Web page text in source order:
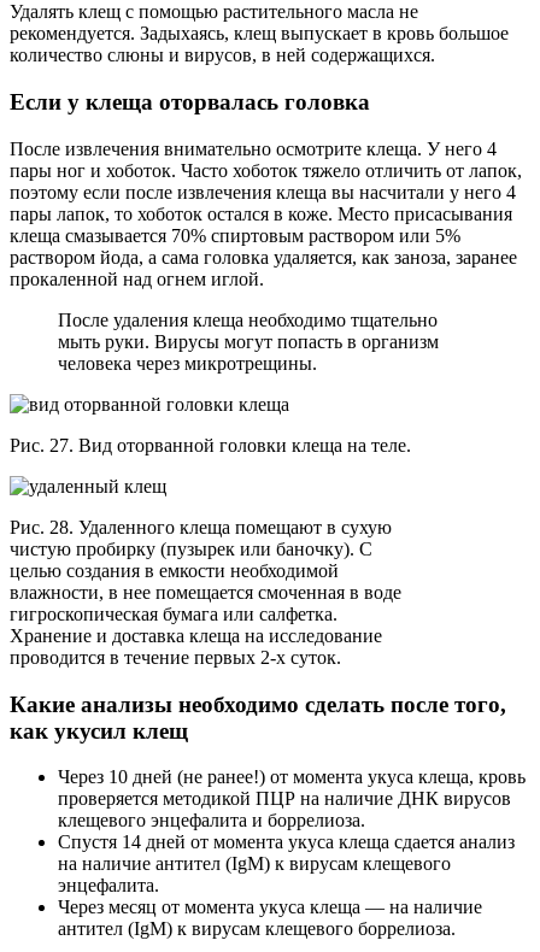
Удалять клещ с помощью растительного масла не
рекомендуется. Задыхаясь, клещ выпускает в кровь большое
количество слюны и вирусов, в ней содержащихся.
Если у клеща оторвалась головка
После извлечения внимательно осмотрите клеща. У него 4
пары ног и хоботок. Часто хоботок тяжело отличить от лапок,
поэтому если после извлечения клеща вы насчитали у него 4
пары лапок, то хоботок остался в коже. Место присасывания
клеща смазывается 70% спиртовым раствором или 5%
раствором йода, а сама головка удаляется, как заноза, заранее
прокаленной над огнем иглой.
После удаления клеща необходимо тщательно
мыть руки. Вирусы могут попасть в организм
человека через микротрещины.
Рис. 27. Вид оторванной головки клеща на теле.
Рис. 28. Удаленного клеща помещают в сухую
чистую пробирку (пузырек или баночку). С
целью создания в емкости необходимой
влажности, в нее помещается смоченная в воде
гигроскопическая бумага или салфетка.
Хранение и доставка клеща на исследование
проводится в течение первых 2-х суток.
Какие анализы необходимо сделать после того,
как укусил клещ
Через 10 дней (не ранее!) от момента укуса клеща, кровь
проверяется методикой ПЦР на наличие ДНК вирусов
клещевого энцефалита и боррелиоза.
Спустя 14 дней от момента укуса клеща сдается анализ
на наличие антител (IgM) к вирусам клещевого
энцефалита.
Через месяц от момента укуса клеща — на наличие
антител (IgM) к вирусам клещевого боррелиоза.